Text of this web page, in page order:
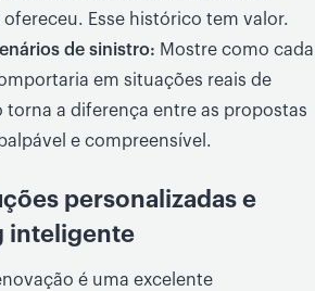
Esse histórico tem valor.
de sinistro: Mostre como cada
em situações reais de
torna a diferença entre as propostas
e compreensível.
personalizadas e
inteligente
é uma excelente